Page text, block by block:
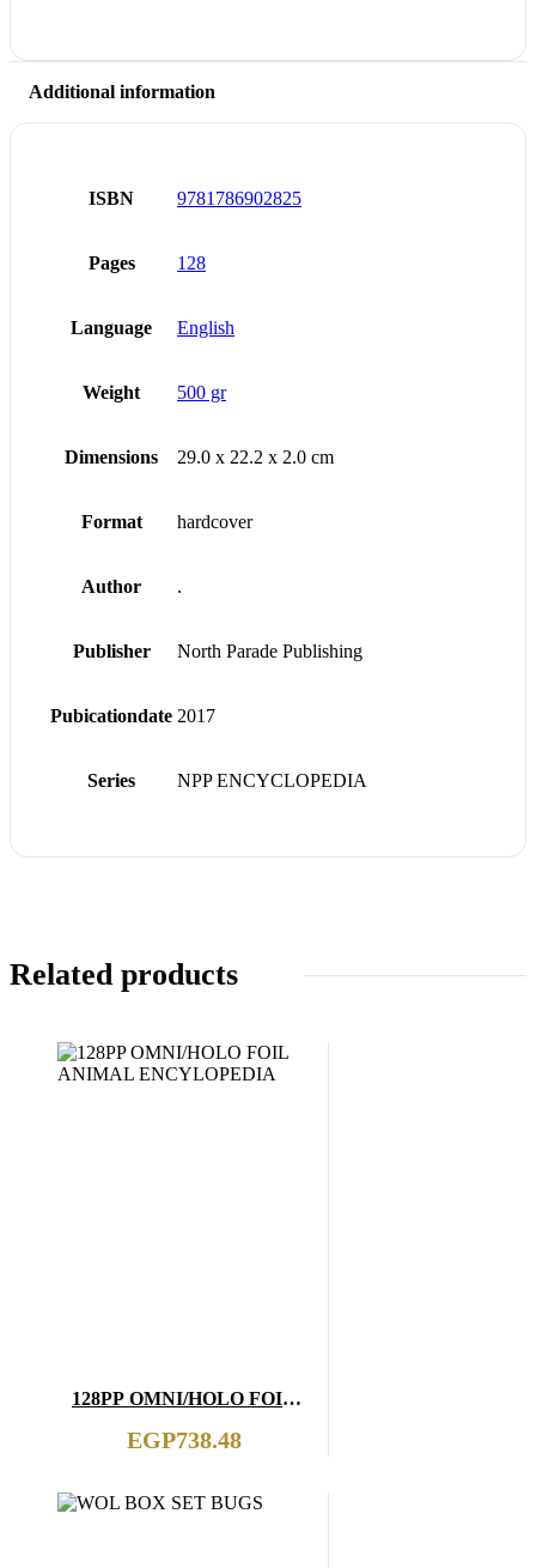
Additional information
ISBN 9781786902825
Pages 128
Language English
Weight 500 gr
Dimensions 29.0 x 22.2 x 2.0 cm
Format hardcover
Author .
Publisher North Parade Publishing
Pubicationdate 2017
Series NPP ENCYCLOPEDIA
Related products
128PP OMNI/HOLO FOIL
EGP738.48